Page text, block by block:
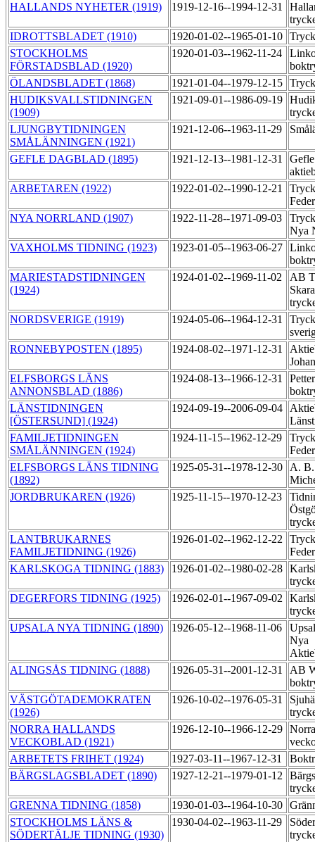
HALLANDS NYHETER (1919)
1919-12-16--1994-12-31
IDROTTSBLADET (1910)
1920-01-02--1965-01-10
STOCKHOLMS
FÖRSTADSBLAD (1920)
1920-01-03--1962-11-24
ÖLANDSBLADET (1868)
1921-01-04--1979-12-15
HUDIKSVALLSTIDNINGEN
(1909)
1921-09-01--1986-09-19
LJUNGBYTIDNINGEN
SMÅLÄNNINGEN (1921)
1921-12-06--1963-11-29
GEFLE DAGBLAD (1895) 1921-12-13--1981-12-31
ARBETAREN (1922)
1922-01-02--1990-12-21
NYA NORRLAND (1907)
1922-11-28--1971-09-03
Nya
VAXHOLMS TIDNING (1923)
1923-01-05--1963-06-27
MARIESTADSTIDNINGEN
(1924)
1924-01-02--1969-11-02
AB
NORDSVERIGE (1919)
1924-05-06--1964-12-31
RONNEBYPOSTEN (1895)
1924-08-02--1971-12-31
ELFSBORGS LÄNS
ANNONSBLAD (1886)
1924-08-13--1966-12-31
LÄNSTIDNINGEN
[ÖSTERSUND] (1924)
1924-09-19--2006-09-04
FAMILJETIDNINGEN
SMÅLÄNNINGEN (1924)
1924-11-15--1962-12-29
ELFSBORGS LÄNS TIDNING
(1892)
1925-05-31--1978-12-30
A.
JORDBRUKAREN (1926)
1925-11-15--1970-12-23
LANTBRUKARNES
FAMILJETIDNING (1926)
1926-01-02--1962-12-22
KARLSKOGA TIDNING (1883)
1926-01-02--1980-02-28
DEGERFORS TIDNING (1925)
1926-02-01--1967-09-02
UPSALA NYA TIDNING (1890)
1926-05-12--1968-11-06
Nya
ALINGSÅS TIDNING (1888)
1926-05-31--2001-12-31
AB
VÄSTGÖTADEMOKRATEN
(1926)
1926-10-02--1976-05-31
NORRA HALLANDS
VECKOBLAD (1921)
1926-12-10--1966-12-29
ARBETETS FRIHET (1924)
1927-03-11--1967-12-31
BÄRGSLAGSBLADET (1890)
1927-12-21--1979-01-12
GRENNA TIDNING (1858)
1930-01-03--1964-10-30
STOCKHOLMS LÄNS &
SÖDERTÄLJE TIDNING (1930)
1930-04-02--1963-11-29